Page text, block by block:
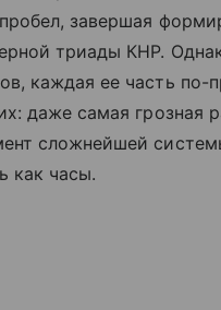
завершая
триады КНР.
каждая ее часть по-
даже самая грозная
сложнейшей
как часы.